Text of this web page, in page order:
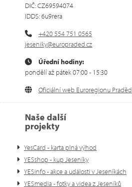
DIČ: CZ69594074
IDDS: 6u9rera
+420 554 751 0565
jeseniky@europraded.cz
Úřední hodiny:
pondělí až pátek 07:00 - 15:30
Oficiální web Euroregionu Praděd
Naše další
projekty
YesCard - karta plná výhod
YESshop - kup Jeseníky
YESinfo - akce a události v Jeseníkách
YESmedia - fotky a videa z Jeseníků